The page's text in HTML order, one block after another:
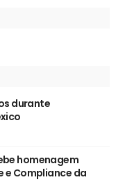
durante
homenagem
e Compliance da